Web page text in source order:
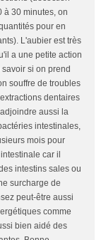
à 30 minutes, on
pour en
L'aubier est très
a une petite action
si on prend
souffre de troubles
dentaires
aussi la
intestinales,
mois pour
car il
intestins sales ou
surcharge de
peut-être aussi
comme
bien aidé des